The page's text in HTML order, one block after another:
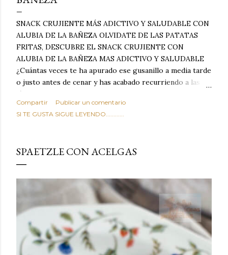
SNACK CRUJIENTE MÁS ADICTIVO Y SALUDABLE CON
ALUBIA DE LA BAÑEZA OLVIDATE DE LAS PATATAS
FRITAS, DESCUBRE EL SNACK CRUJIENTE CON
ALUBIA DE LA BAÑEZA MAS ADICTIVO Y SALUDABLE
¿Cuántas veces te ha apurado ese gusanillo a media tarde
o justo antes de cenar y has acabado recurriendo a las
típicas patatas de bolsa, frutos secos fritos o snacks
ultraprocesados llenos de grasas saturadas y sodio?
Todos hemos estado ahí. Sin embargo, cuidarse no tiene
satisface. Estas alubias crujientes al horno van a cambiar
por completo tu forma de ver las legumbres. Olvídate de
copiosos de invierno. Con esta receta simple pero
revolucionaria, transformaremos un ingrediente tan
humilde como la alubia de La Bañeza en un snack ligero,
dorado, cargado de proteína y 100% natural. Es el
sustituto perfecto a los frutos se...
Compartir
Publicar un comentario
SI TE GUSTA SIGUE LEYENDO............
SPAETZLE CON ACELGAS